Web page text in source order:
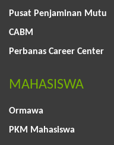
Pusat Penjaminan Mutu
CABM
Perbanas Career Center
MAHASISWA
Ormawa
PKM Mahasiswa